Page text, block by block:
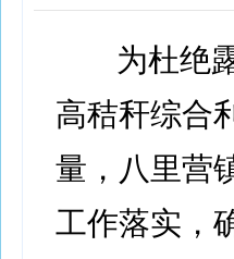
为杜绝
高秸秆综合
量，八里营
工作落实，